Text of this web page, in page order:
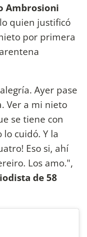
Ambrosioni
quien justificó
por primera
Ayer pase
Ver a mi nieto
se tiene con
lo cuidó. Y la
Eso si, ahí
Los amo.",
de 58